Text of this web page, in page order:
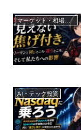
マーケット・相場分析
AI・テック投資